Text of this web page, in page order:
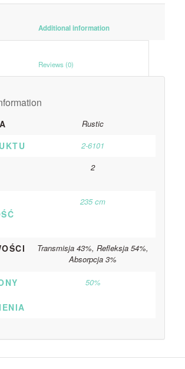
						Additional information
Rustic
2-6101
2
235 cm
Transmisja 43%, Refleksja 54%,
Absorpcja 3%
50%